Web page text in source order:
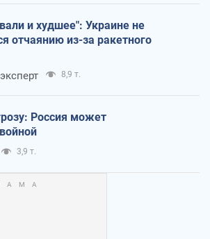
и худшее": Украине не
отчаянию из-за ракетного
8,9 т.
Россия может
3,9 т.